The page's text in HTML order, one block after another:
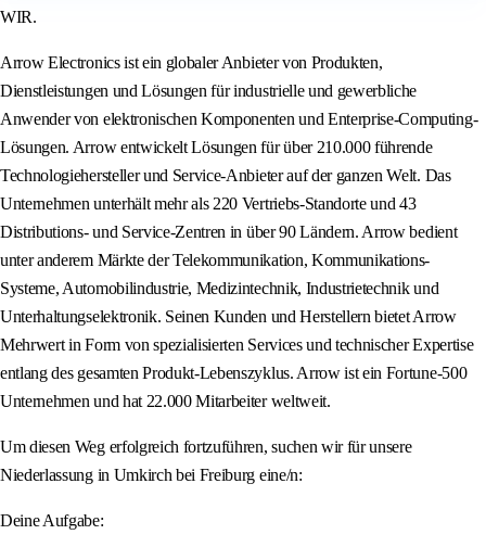
WIR.
Arrow Electronics ist ein globaler Anbieter von Produkten,
Dienstleistungen und Lösungen für industrielle und gewerbliche
Anwender von elektronischen Komponenten und Enterprise-Computing-
Lösungen. Arrow entwickelt Lösungen für über 210.000 führende
Technologiehersteller und Service-Anbieter auf der ganzen Welt. Das
Unternehmen unterhält mehr als 220 Vertriebs-Standorte und 43
Distributions- und Service-Zentren in über 90 Ländern. Arrow bedient
unter anderem Märkte der Telekommunikation, Kommunikations-
Systeme, Automobilindustrie, Medizintechnik, Industrietechnik und
Unterhaltungselektronik. Seinen Kunden und Herstellern bietet Arrow
Mehrwert in Form von spezialisierten Services und technischer Expertise
entlang des gesamten Produkt-Lebenszyklus. Arrow ist ein Fortune-500
Unternehmen und hat 22.000 Mitarbeiter weltweit.
Um diesen Weg erfolgreich fortzuführen, suchen wir für unsere
Niederlassung in Umkirch bei Freiburg eine/n:
Deine Aufgabe: